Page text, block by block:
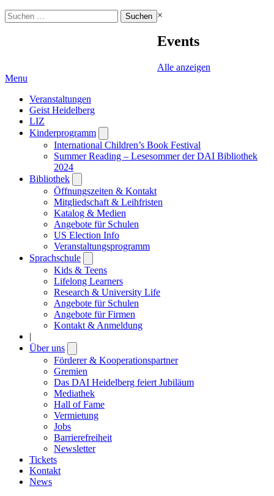
Suchen
nach:
×
Events
Alle anzeigen
Menu
Veranstaltungen
Geist Heidelberg
LIZ
Kinderprogramm
submenu
International Children’s Book Festival
Summer Reading – Lesesommer der DAI Bibliothek
2024
Bibliothek
submenu
Öffnungszeiten & Kontakt
Mitgliedschaft & Leihfristen
Katalog & Medien
Angebote für Schulen
US Election Info
Veranstaltungsprogramm
Sprachschule
submenu
Kids & Teens
Lifelong Learners
Research & University Life
Angebote für Schulen
Angebote für Firmen
Kontakt & Anmeldung
|
Über uns
submenu
Förderer & Kooperationspartner
Gremien
Das DAI Heidelberg feiert Jubiläum
Mediathek
Hall of Fame
Vermietung
Jobs
Barrierefreiheit
Newsletter
Tickets
Kontakt
News